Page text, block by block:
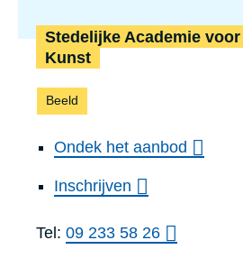
Stedelijke Academie
Kunst
Beeld
Ondek het aanbod
Inschrijven
Tel: 09 233 58 26